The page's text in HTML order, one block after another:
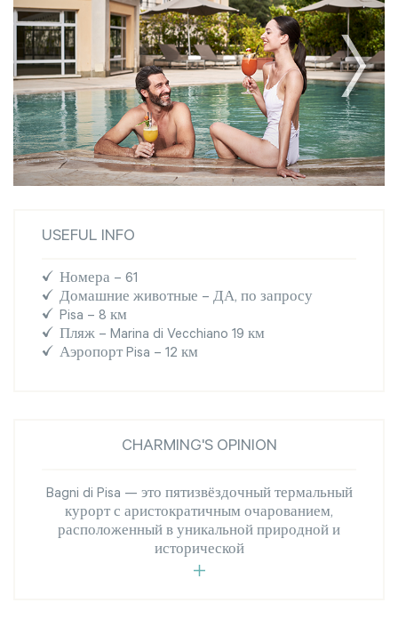
USEFUL INFO
Номера – 61
Домашние животные – ДА, по запросу
Pisa – 8 км
Пляж – Marina di Vecchiano 19 км
Аэропорт Pisa – 12 км
CHARMING'S OPINION
Bagni di Pisa — это пятизвёздочный термальный
курорт с аристократичным очарованием,
расположенный в уникальной природной и
исторической